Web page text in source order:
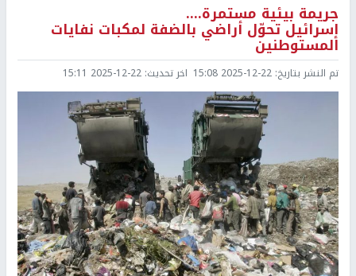
جريمة بيئية مستمرة....
إسرائيل تحوّل أراضي بالضفة لمكبات نفايات
المستوطنين
تم النشر بتاريخ: 2025-12-22 15:08 اخر تحديث: 2025-12-22 15:11